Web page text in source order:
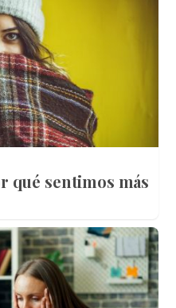
qué sentimos más